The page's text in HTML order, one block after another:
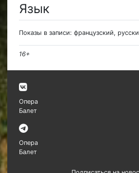
Язык
Показы в записи: французский,
16+
Опера
Балет
Опера
Балет